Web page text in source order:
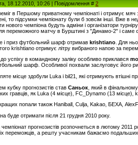
18.12.2010, 10:26 | Повідомлення #2
в Першому приватному чемпіонаті і отримує мяч
то підсумки чемпіонату були б зовсім інші. Вже в
нового чемпіона будуть адміни і організатори
переможного матчу в Бурштині з "Динамо-2" і саме
і приз футбольний шарф отримав krishtiano . Для
krishtiano отримує літру вибраного напою за
до успіху в командному заліку особливо приклався
шарф. Особливої похвали заслуговує його
місце здобули Luka і bil21, які отримують втішні
кубку прогнозистів став Саньок , який в
гравців, як Luka (4 місце), FC_Dynamo (13 місце),
попали також Haniball, Culja, Kakao, БЕХА,
буде отримати після 21 грудня 2010 року.
прогнозистів розпочнеться в лютому 2011
переможців, а решту учасникам бажаємо